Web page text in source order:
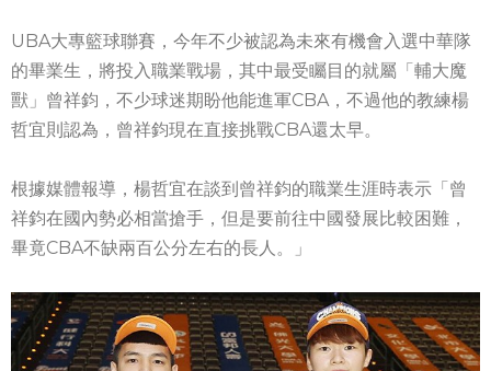
UBA大專籃球聯賽，今年不少被認為未來有機會入選中華隊
的畢業生，將投入職業戰場，其中最受矚目的就屬「輔大魔
獸」曾祥鈞，不少球迷期盼他能進軍CBA，不過他的教練楊
哲宜則認為，曾祥鈞現在直接挑戰CBA還太早。
根據媒體報導，楊哲宜在談到曾祥鈞的職業生涯時表示「曾
祥鈞在國內勢必相當搶手，但是要前往中國發展比較困難，
畢竟CBA不缺兩百公分左右的長人。」